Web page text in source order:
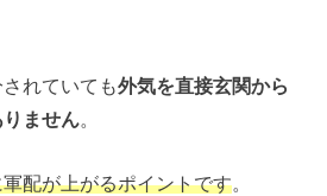
れていても外気を直接玄関から
ません。
配が上がるポイントです。